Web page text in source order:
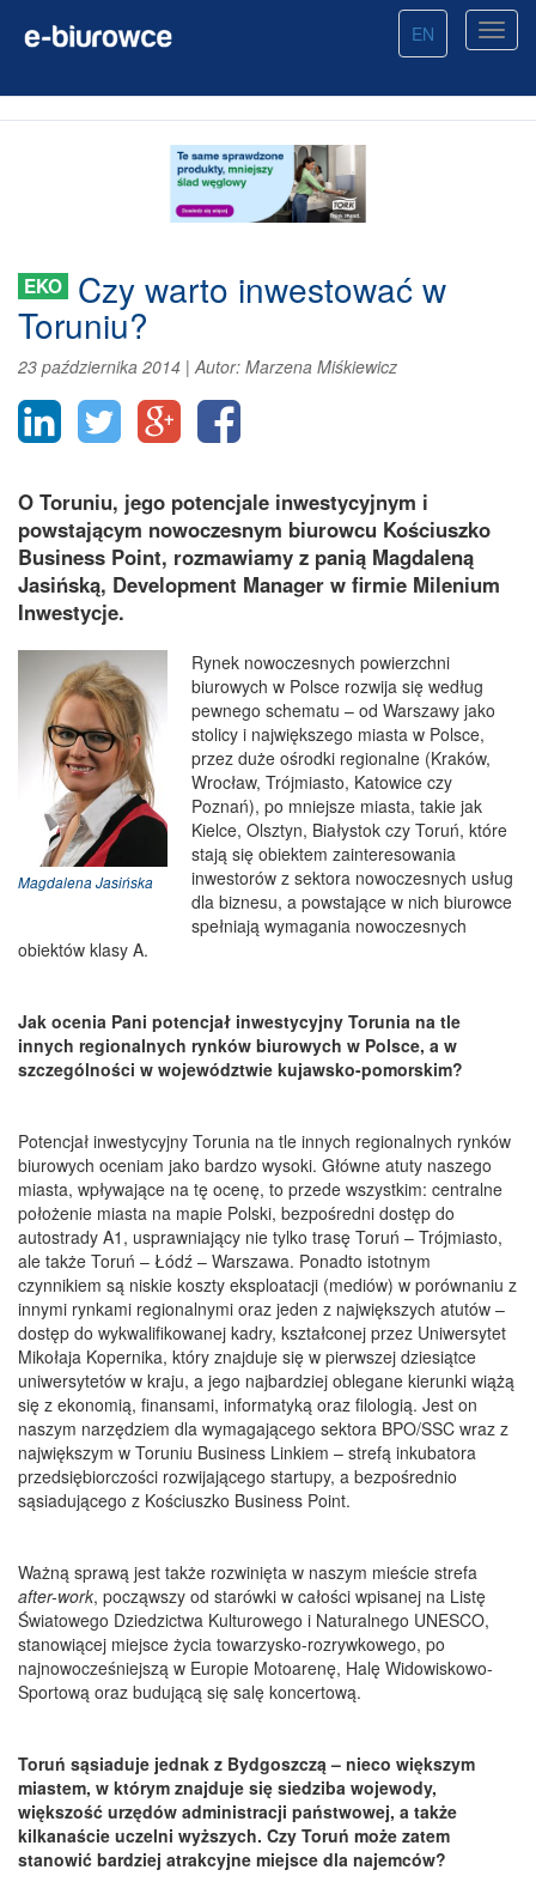
EN
EKO Czy warto inwestować w
Toruniu?
23 października 2014 |Autor: Marzena Miśkiewicz
O Toruniu, jego potencjale inwestycyjnym i
powstającym nowoczesnym biurowcu Kościuszko
Business Point, rozmawiamy z panią Magdaleną
Jasińską, Development Manager w firmie Milenium
Inwestycje.
Magdalena Jasińska
Rynek nowoczesnych powierzchni
biurowych w Polsce rozwija się według
pewnego schematu – od Warszawy jako
stolicy i największego miasta w Polsce,
przez duże ośrodki regionalne (Kraków,
Wrocław, Trójmiasto, Katowice czy
Poznań), po mniejsze miasta, takie jak
Kielce, Olsztyn, Białystok czy Toruń, które
stają się obiektem zainteresowania
inwestorów z sektora nowoczesnych usług
dla biznesu, a powstające w nich biurowce
spełniają wymagania nowoczesnych
obiektów klasy A.
Jak ocenia Pani potencjał inwestycyjny Torunia na tle
innych regionalnych rynków biurowych w Polsce, a w
szczególności w województwie kujawsko-pomorskim?
Potencjał inwestycyjny Torunia na tle innych regionalnych rynków
biurowych oceniam jako bardzo wysoki. Główne atuty naszego
miasta, wpływające na tę ocenę, to przede wszystkim: centralne
położenie miasta na mapie Polski, bezpośredni dostęp do
autostrady A1, usprawniający nie tylko trasę Toruń – Trójmiasto,
ale także Toruń – Łódź – Warszawa. Ponadto istotnym
czynnikiem są niskie koszty eksploatacji (mediów) w porównaniu z
innymi rynkami regionalnymi oraz jeden z największych atutów –
dostęp do wykwalifikowanej kadry, kształconej przez Uniwersytet
Mikołaja Kopernika, który znajduje się w pierwszej dziesiątce
uniwersytetów w kraju, a jego najbardziej oblegane kierunki wiążą
się z ekonomią, finansami, informatyką oraz filologią. Jest on
naszym narzędziem dla wymagającego sektora BPO/SSC wraz z
największym w Toruniu Business Linkiem – strefą inkubatora
przedsiębiorczości rozwijającego startupy, a bezpośrednio
sąsiadującego z Kościuszko Business Point.
Ważną sprawą jest także rozwinięta w naszym mieście strefa
after-work, począwszy od starówki w całości wpisanej na Listę
Światowego Dziedzictwa Kulturowego i Naturalnego UNESCO,
stanowiącej miejsce życia towarzysko-rozrywkowego, po
najnowocześniejszą w Europie Motoarenę, Halę Widowiskowo-
Sportową oraz budującą się salę koncertową.
Toruń sąsiaduje jednak z Bydgoszczą – nieco większym
miastem, w którym znajduje się siedziba wojewody,
większość urzędów administracji państwowej, a także
kilkanaście uczelni wyższych. Czy Toruń może zatem
stanowić bardziej atrakcyjne miejsce dla najemców?